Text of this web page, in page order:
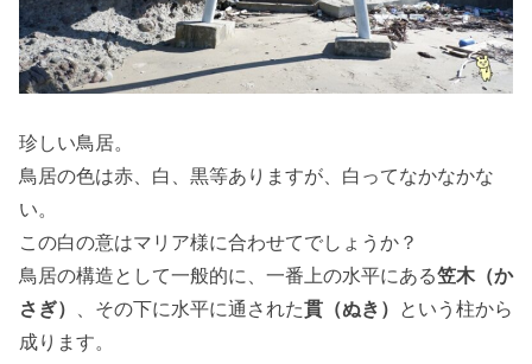
珍しい鳥居。
鳥居の色は赤、白、黒等ありますが、白ってなかなかな
い。
この白の意はマリア様に合わせてでしょうか？
鳥居の構造として一般的に、一番上の水平にある笠木（か
さぎ）
、その下に水平に通された貫（ぬき）
という柱から
成ります。